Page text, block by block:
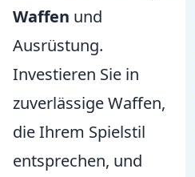
Waffen und
Ausrüstung.
Investieren Sie in
zuverlässige Waffen,
die Ihrem Spielstil
entsprechen, und